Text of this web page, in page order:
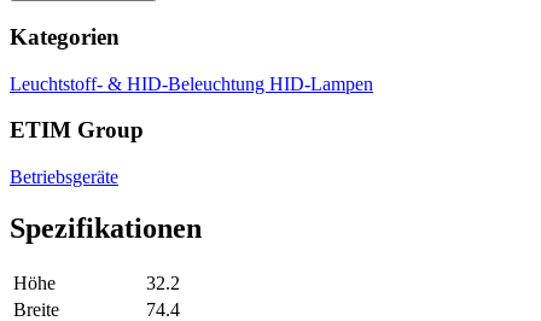
Kategorien
Leuchtstoff- & HID-Beleuchtung HID-Lampen
ETIM Group
Betriebsgeräte
Spezifikationen
Höhe
32.2
Breite
74.4